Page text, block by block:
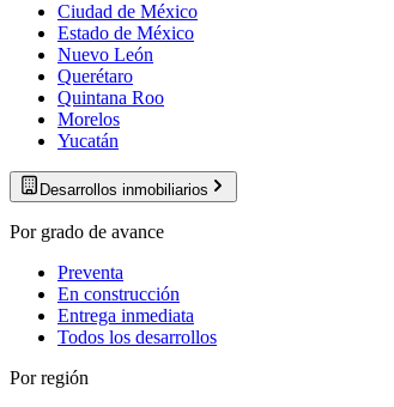
Ciudad de México
Estado de México
Nuevo León
Querétaro
Quintana Roo
Morelos
Yucatán
Desarrollos inmobiliarios
Por grado de avance
Preventa
En construcción
Entrega inmediata
Todos los desarrollos
Por región